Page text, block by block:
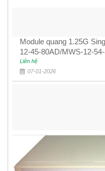
Module quang 1.25G
12-45-80AD/MWS-12-
Liên hệ
07-01-2026